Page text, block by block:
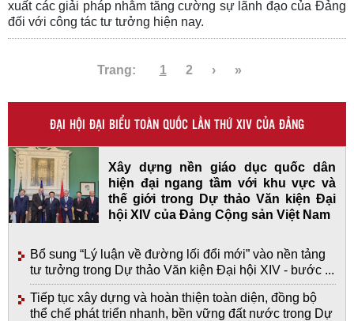
xuất các giải pháp nhằm tăng cường sự lãnh đạo của Đảng
đối với công tác tư tưởng hiện nay.
Trang: 1 2 › »
ĐẠI HỘI ĐẠI BIỂU TOÀN QUỐC LẦN THỨ XIV CỦA ĐẢNG
Xây dựng nền giáo dục quốc dân
hiện đại ngang tầm với khu vực và
thế giới trong Dự thảo Văn kiện Đại
hội XIV của Đảng Cộng sản Việt Nam
Bổ sung “Lý luận về đường lối đổi mới” vào nền tảng
tư tưởng trong Dự thảo Văn kiện Đại hội XIV - bước ...
Tiếp tục xây dựng và hoàn thiện toàn diện, đồng bộ
thể chế phát triển nhanh, bền vững đất nước trong Dự